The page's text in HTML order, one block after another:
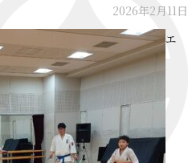
2026年2月11日
エ